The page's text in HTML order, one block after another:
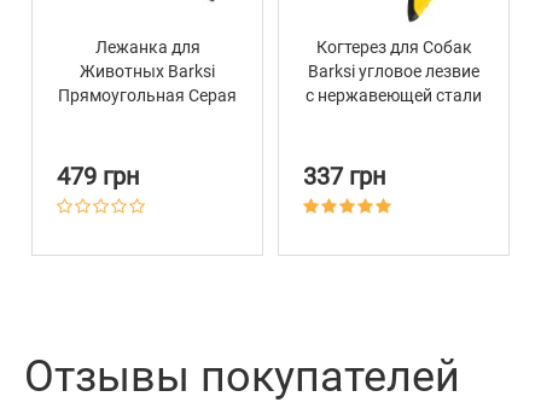
Лежанка для
Животных Barksi
Прямоугольная Серая
479 грн
Когтерез для Собак
Barksi угловое лезвие
с нержавеющей стали
337 грн
Отзывы покупателей